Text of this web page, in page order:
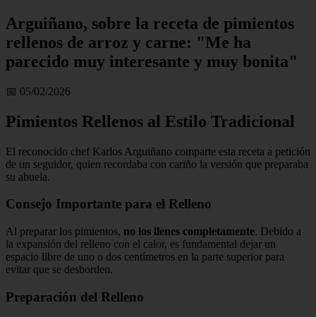
Arguiñano, sobre la receta de pimientos
rellenos de arroz y carne: "Me ha
parecido muy interesante y muy bonita"
📅 05/02/2026
Pimientos Rellenos al Estilo Tradicional
El reconocido chef Karlos Arguiñano comparte esta receta a petición
de un seguidor, quien recordaba con cariño la versión que preparaba
su abuela.
Consejo Importante para el Relleno
Al preparar los pimientos, no los llenes completamente. Debido a
la expansión del relleno con el calor, es fundamental dejar un
espacio libre de uno o dos centímetros en la parte superior para
evitar que se desborden.
Preparación del Relleno